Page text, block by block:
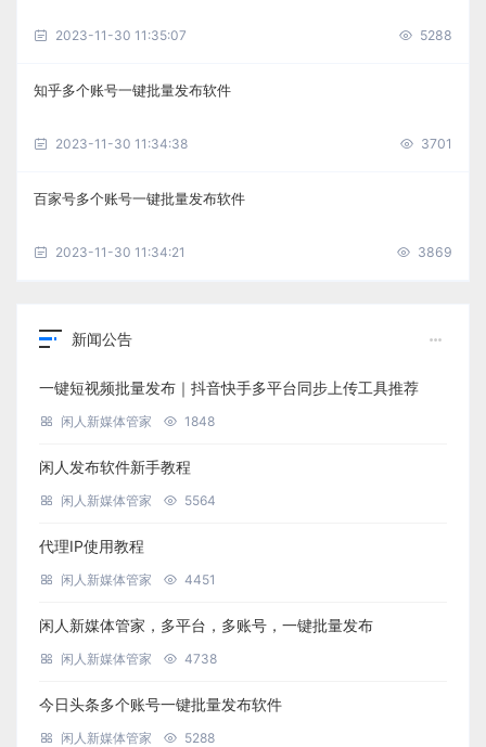
2023-11-30 11:35:07 5288
知乎多个账号一键批量发布软件
2023-11-30 11:34:38 3701
百家号多个账号一键批量发布软件
2023-11-30 11:34:21 3869
新闻公告
一键短视频批量发布｜抖音快手多平台同步上传工具推荐
闲人新媒体管家 1848
闲人发布软件新手教程
闲人新媒体管家 5564
代理IP使用教程
闲人新媒体管家 4451
闲人新媒体管家，多平台，多账号，一键批量发布
闲人新媒体管家 4738
今日头条多个账号一键批量发布软件
闲人新媒体管家 5288